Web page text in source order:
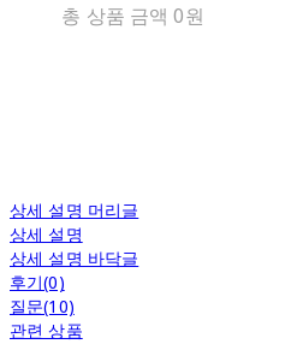
총 상품 금액 0원
상세 설명 머리글
상세 설명
상세 설명 바닥글
후기(0)
질문(10)
관련 상품